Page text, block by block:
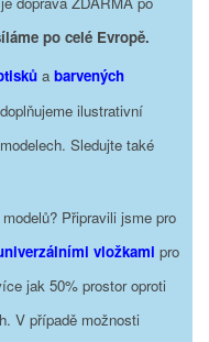
po celé Evropě.
a barvených
ilustrativní
Sledujte také
Připravili jsme pro
vložkami pro
jak 50% prostor oproti
V případě možnosti